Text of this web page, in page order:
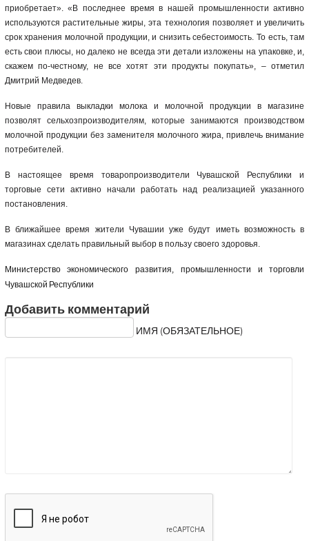
приобретает». «В последнее время в нашей промышленности активно
используются растительные жиры, эта технология позволяет и увеличить
срок хранения молочной продукции, и снизить себестоимость. То есть, там
есть свои плюсы, но далеко не всегда эти детали изложены на упаковке, и,
скажем по-честному, не все хотят эти продукты покупать», – отметил
Дмитрий Медведев.
Новые правила выкладки молока и молочной продукции в магазине
позволят сельхозпроизводителям, которые занимаются производством
молочной продукции без заменителя молочного жира, привлечь внимание
потребителей.
В настоящее время товаропроизводители Чувашской Республики и
торговые сети активно начали работать над реализацией указанного
постановления.
В ближайшее время жители Чувашии уже будут иметь возможность в
магазинах сделать правильный выбор в пользу своего здоровья.
Миниcтерство экономического развития, промышленности и торговли
Чувашской Республики
Добавить комментарий
ИМЯ (ОБЯЗАТЕЛЬНОЕ)